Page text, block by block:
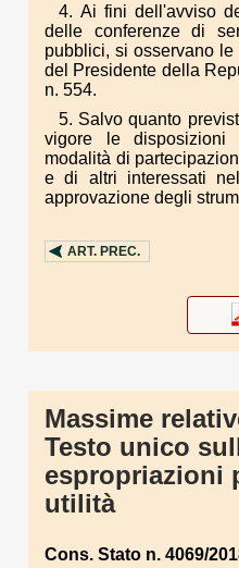
4. Ai fini dell'avviso
delle conferenze di
pubblici, si osservano
del Presidente della
n. 554.
5. Salvo quanto
vigore le
modalità di
e di altri interessati
approvazione degli
ART. PREC.
Massime
Testo unico
espropriazioni
utilità
Cons. Stato n. 4069/